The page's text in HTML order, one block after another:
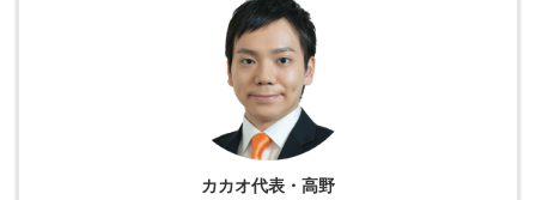
カカオ代表・高野